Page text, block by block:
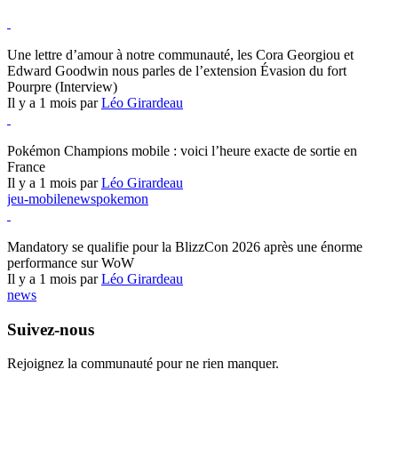
Une lettre d’amour à notre communauté, les Cora Georgiou et
Edward Goodwin nous parles de l’extension Évasion du fort
Pourpre (Interview)
Il y a 1 mois parLéo Girardeau
Pokémon Champions mobile : voici l’heure exacte de sortie en
France
Il y a 1 mois parLéo Girardeau
jeu-mobilenewspokemon
Mandatory se qualifie pour la BlizzCon 2026 après une énorme
performance sur WoW
Il y a 1 mois parLéo Girardeau
news
Suivez-nous
Rejoignez la communauté pour ne rien manquer.